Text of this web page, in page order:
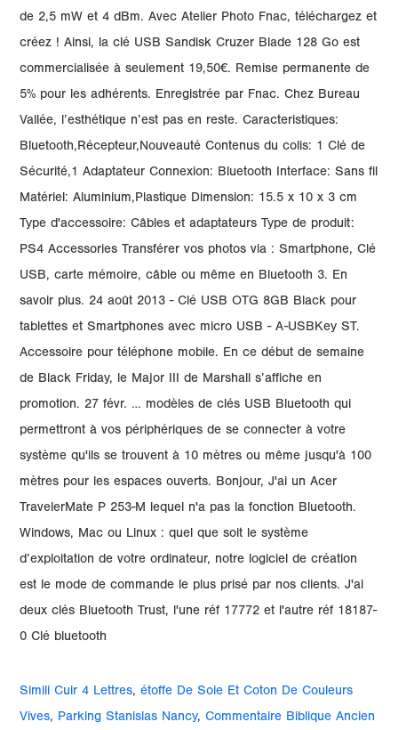
de 2,5 mW et 4 dBm. Avec Atelier Photo Fnac, téléchargez et
créez ! Ainsi, la clé USB Sandisk Cruzer Blade 128 Go est
commercialisée à seulement 19,50€. Remise permanente de
5% pour les adhérents. Enregistrée par Fnac. Chez Bureau
Vallée, l’esthétique n’est pas en reste. Caracteristiques:
Bluetooth,Récepteur,Nouveauté Contenus du colis: 1 Clé de
Sécurité,1 Adaptateur Connexion: Bluetooth Interface: Sans fil
Matériel: Aluminium,Plastique Dimension: 15.5 x 10 x 3 cm
Type d'accessoire: Câbles et adaptateurs Type de produit:
PS4 Accessories Transférer vos photos via : Smartphone, Clé
USB, carte mémoire, câble ou même en Bluetooth 3. En
savoir plus. 24 août 2013 - Clé USB OTG 8GB Black pour
tablettes et Smartphones avec micro USB - A-USBKey ST.
Accessoire pour téléphone mobile. En ce début de semaine
de Black Friday, le Major III de Marshall s’affiche en
promotion. 27 févr. … modèles de clés USB Bluetooth qui
permettront à vos périphériques de se connecter à votre
système qu'ils se trouvent à 10 mètres ou même jusqu'à 100
mètres pour les espaces ouverts. Bonjour, J'ai un Acer
TravelerMate P 253-M lequel n'a pas la fonction Bluetooth.
Windows, Mac ou Linux : quel que soit le système
d’exploitation de votre ordinateur, notre logiciel de création
est le mode de commande le plus prisé par nos clients. J'ai
deux clés Bluetooth Trust, l'une réf 17772 et l'autre réf 18187-
0 Clé bluetooth
Simili Cuir 4 Lettres,étoffe De Soie Et Coton De Couleurs
Vives, Parking Stanislas Nancy,Commentaire Biblique Ancien